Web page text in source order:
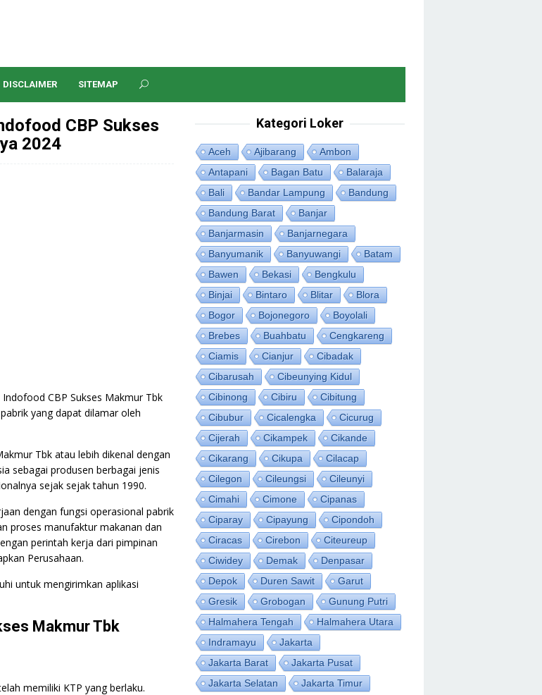
DISCLAIMER SITEMAP
CBP Sukses
2024
CBP Sukses Makmur Tbk
yang dapat dilamar oleh
Tbk atau lebih dikenal dengan
sebagai produsen berbagai jenis
sejak sejak tahun 1990.
dengan fungsi operasional pabrik
proses manufaktur makanan dan
perintah kerja dari pimpinan
Perusahaan.
untuk mengirimkan aplikasi
Makmur Tbk
memiliki KTP yang berlaku.
Kategori Loker
Aceh Ajibarang
Ambon
Antapani
Bagan Batu
Balaraja
Bali
Bandar Lampung
Bandung
Bandung Barat
Banjar
Banjarmasin
Banjarnegara
Banyumanik
Banyuwangi
Batam
Bawen
Bekasi
Bengkulu
Binjai
Bintaro Blitar
Blora
Bogor
Bojonegoro
Boyolali
Brebes
Buahbatu
Cengkareng
Ciamis
Cianjur
Cibadak
Cibarusah
Cibeunying Kidul
Cibinong
Cibiru
Cibitung
Cibubur
Cicalengka
Cicurug
Cijerah
Cikampek
Cikande
Cikarang
Cikupa
Cilacap
Cilegon
Cileungsi
Cileunyi
Cimahi
Cimone
Cipanas
Ciparay
Cipayung
Cipondoh
Ciracas
Cirebon
Citeureup
Ciwidey
Demak
Denpasar
Depok
Duren Sawit
Garut
Gresik
Grobogan
Gunung Putri
Halmahera Tengah
Halmahera Utara
Indramayu
Jakarta
Jakarta Barat
Jakarta Pusat
Jakarta Selatan
Jakarta Timur